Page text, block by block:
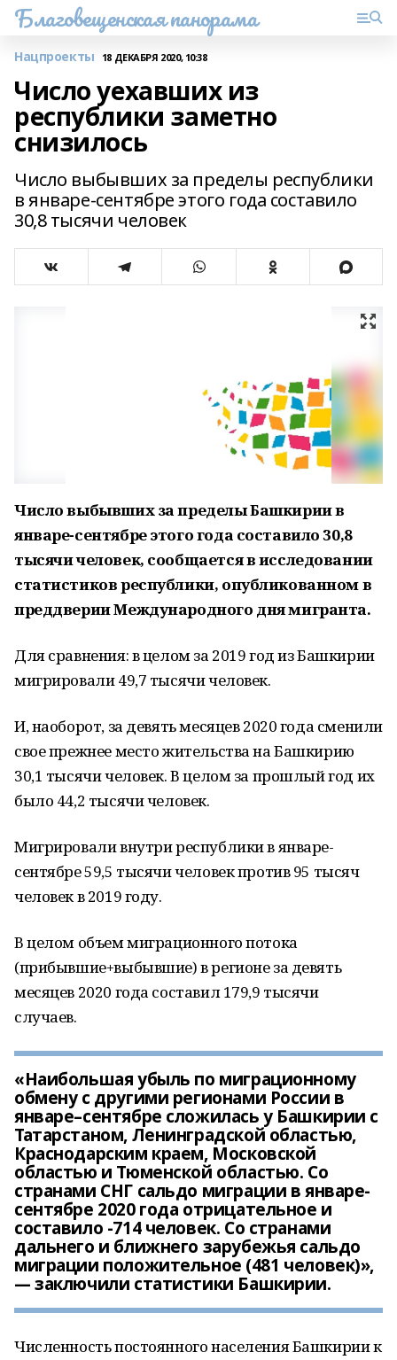
Благовещенская панорама
Нацпроекты 18 ДЕКАБРЯ 2020, 10:38
Число уехавших из
республики заметно
снизилось
Число выбывших за пределы республики
в январе-сентябре этого года составило
30,8 тысячи человек
Число выбывших за пределы Башкирии в
январе-сентябре этого года составило 30,8
тысячи человек, сообщается в исследовании
статистиков республики, опубликованном в
преддверии Международного дня мигранта.
Для сравнения: в целом за 2019 год из Башкирии
мигрировали 49,7 тысячи человек.
И, наоборот, за девять месяцев 2020 года сменили
свое прежнее место жительства на Башкирию
30,1 тысячи человек. В целом за прошлый год их
было 44,2 тысячи человек.
Мигрировали внутри республики в январе-
сентябре 59,5 тысячи человек против 95 тысяч
человек в 2019 году.
В целом объем миграционного потока
(прибывшие+выбывшие) в регионе за девять
месяцев 2020 года составил 179,9 тысячи
случаев.
«Наибольшая убыль по миграционному
обмену с другими регионами России в
январе–сентябре сложилась у Башкирии с
Татарстаном, Ленинградской областью,
Краснодарским краем, Московской
областью и Тюменской областью. Со
странами СНГ сальдо миграции в январе-
сентябре 2020 года отрицательное и
составило -714 человек. Со странами
дальнего и ближнего зарубежья сальдо
миграции положительное (481 человек)»,
— заключили статистики Башкирии.
Численность постоянного населения Башкирии к